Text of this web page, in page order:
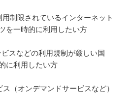
制限されているインターネット
を一時的に利用したい方
スなどの利用規制が厳しい国
に利用したい方
（オンデマンドサービスなど）